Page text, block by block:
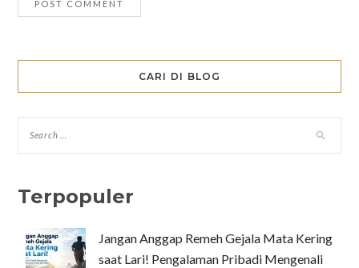
CARI DI BLOG
Terpopuler
Jangan Anggap Remeh Gejala Mata Kering
saat Lari! Pengalaman Pribadi Mengenali